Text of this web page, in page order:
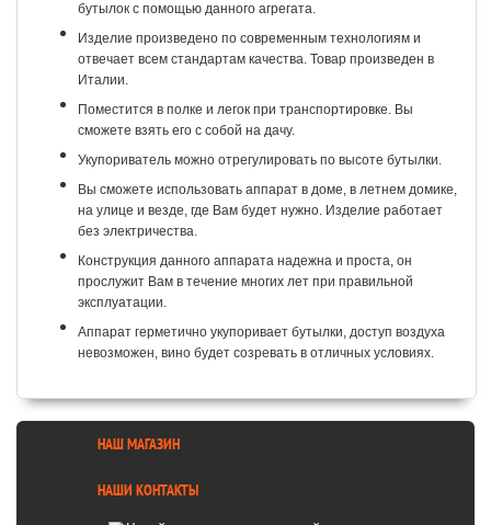
бутылок с помощью данного агрегата.
Изделие произведено по современным технологиям и
отвечает всем стандартам качества. Товар произведен в
Италии.
Поместится в полке и легок при транспортировке. Вы
сможете взять его с собой на дачу.
Укупориватель можно отрегулировать по высоте бутылки.
Вы сможете использовать аппарат в доме, в летнем домике,
на улице и везде, где Вам будет нужно. Изделие работает
без электричества.
Конструкция данного аппарата надежна и проста, он
прослужит Вам в течение многих лет при правильной
эксплуатации.
Аппарат герметично укупоривает бутылки, доступ воздуха
невозможен, вино будет созревать в отличных условиях.
НАШ МАГАЗИН
НАШИ КОНТАКТЫ